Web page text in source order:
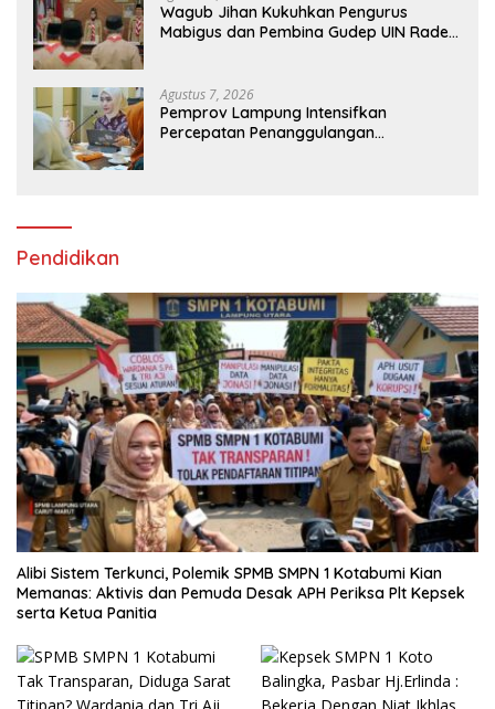
Wagub Jihan Kukuhkan Pengurus
Mabigus dan Pembina Gudep UIN Raden
Agustus 7, 2026
Pemprov Lampung Intensifkan
Percepatan Penanggulangan
Pendidikan
Alibi Sistem Terkunci, Polemik SPMB SMPN 1 Kotabumi Kian
Memanas: Aktivis dan Pemuda Desak APH Periksa Plt Kepsek
serta Ketua Panitia